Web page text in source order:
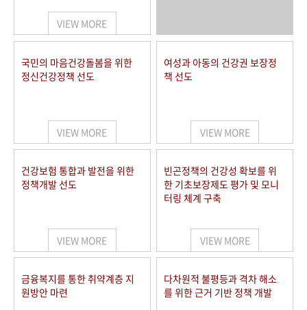
VIEW MORE
국민의 마음건강돌봄을 위한
정신건강정책 선도
VIEW MORE
여성과 아동의 건강권 보장정
책 선도
VIEW MORE
건강보험 통합과 발전을 위한
정책개발 선도
VIEW MORE
빈곤정책의 건강성 확보를 위
한 기초보장제도 평가 및 모니
터링 체계 구축
VIEW MORE
금융복지를 통한 취약계층 지
원방안 마련
다차원적 불평등과 격차 해소
를 위한 근거 기반 정책 개발